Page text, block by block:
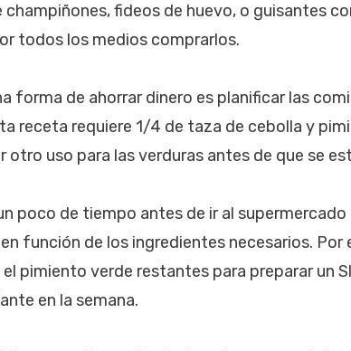
champiñones, fideos de huevo, o guisantes
todos los medios comprarlos.
forma de ahorrar dinero es planificar las
receta requiere 1/4 de taza de cebolla y
otro uso para las verduras antes de que se
poco de tiempo antes de ir al
función de los ingredientes necesarios. Por
pimiento verde restantes para preparar un
en la semana.